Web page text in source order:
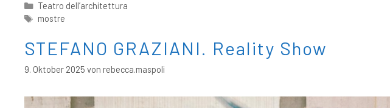
Teatro dell’architettura
mostre
STEFANO GRAZIANI. Reality Show
9. Oktober 2025 von rebecca.maspoli